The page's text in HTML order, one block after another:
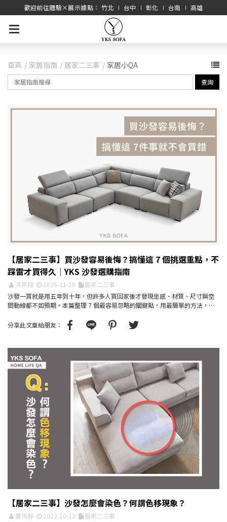
歡迎前往體驗×展示據點： 竹北 ∣ 台中 ∣ 彰化 ∣ 台南 ∣ 高雄
首頁 家居指南 居家二三事 家居小QA
查詢
【居家二三事】買沙發容易後悔？搞懂這 7 個挑選重點，不
踩雷才買得久｜YKS 沙發選購指南
洪崇翔 2025-11-10
居家二三事
沙發一買就是用五年到十年，但許多人買回家後才發現坐感、材質、尺寸與空
間動線都不如預期。本篇整理 7 個最容易忽略的關鍵點，用最簡單的方法，幫
分享此文章給朋友：
【居家二三事】沙發怎麼會染色？何謂色移現象？
蕭筠靜 2022-10-12
居家二三事